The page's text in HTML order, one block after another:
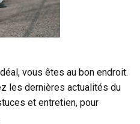
vous êtes au bon endroit.
les dernières actualités du
et entretien, pour